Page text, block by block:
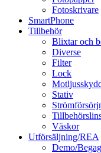
Fotoskrivare
SmartPhone
Tillbehör
Blixtar och
Diverse
Filter
Lock
Stativ
Väskor
Utförsäljning/REA
Demo/